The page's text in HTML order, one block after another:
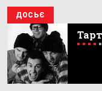
ДОСЬЄ